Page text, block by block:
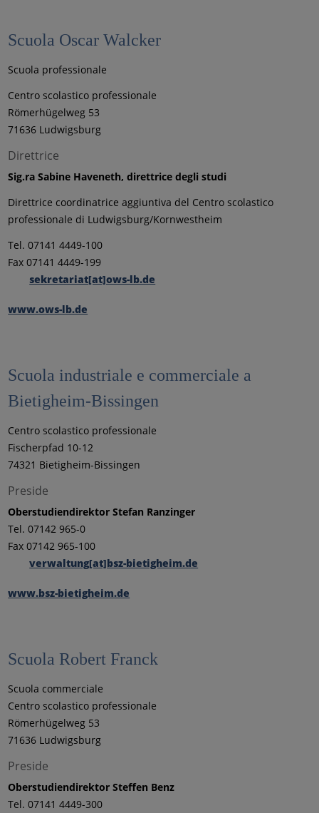
Scuola Oscar Walcker
Scuola professionale
Centro scolastico professionale
Römerhügelweg 53
71636 Ludwigsburg
Direttrice
Sig.ra Sabine Haveneth, direttrice degli studi
Direttrice coordinatrice aggiuntiva del Centro scolastico
professionale di Ludwigsburg/Kornwestheim
Tel. 07141 4449-100
Fax 07141 4449-199
sekretariat[at]ows-lb.de
www.ows-lb.de
Scuola industriale e commerciale a
Bietigheim-Bissingen
Centro scolastico professionale
Fischerpfad 10-12
74321 Bietigheim-Bissingen
Preside
Oberstudiendirektor Stefan Ranzinger
Tel. 07142 965-0
Fax 07142 965-100
verwaltung[at]bsz-bietigheim.de
www.bsz-bietigheim.de
Scuola Robert Franck
Scuola commerciale
Centro scolastico professionale
Römerhügelweg 53
71636 Ludwigsburg
Preside
Oberstudiendirektor Steffen Benz
Tel. 07141 4449-300